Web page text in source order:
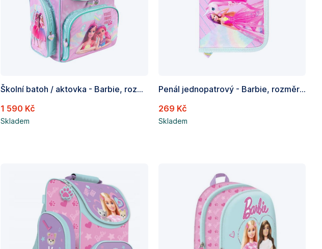
Školní batoh / aktovka - Barbie, rozměry: 350 x 250 x 150mm(vnitřní roz.)
1 590 Kč
Skladem
Penál jednopatrový - Barbie, rozměry: 210 x 135 x 35 mm
269 Kč
Skladem